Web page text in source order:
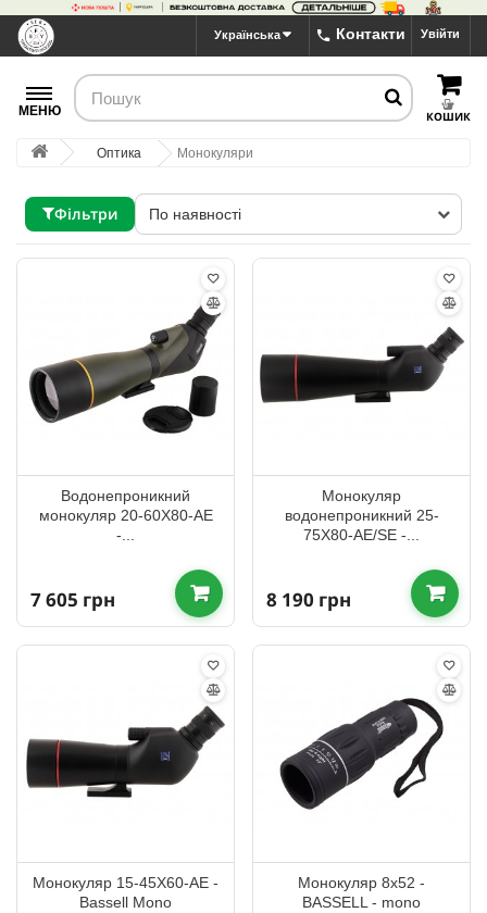
Увійти
Контакти
Українська
КОШИК
МЕНЮ
Оптика Монокуляри
Фільтри
Водонепроникний
монокуляр 20-60X80-AE
-...
7 605 грн
Монокуляр
водонепроникний 25-
75X80-AE/SE -...
8 190 грн
Монокуляр 15-45X60-AE -
Bassell Mono
Монокуляр 8x52 -
BASSELL - mono